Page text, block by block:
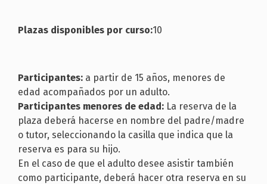
Plazas disponibles por curso:10
Participantes: a partir de 15 años, menores de
edad acompañados por un adulto.
Participantes menores de edad: La reserva de la
plaza deberá hacerse en nombre del padre/madre
o tutor, seleccionando la casilla que indica que la
reserva es para su hijo.
En el caso de que el adulto desee asistir también
como participante, deberá hacer otra reserva en su